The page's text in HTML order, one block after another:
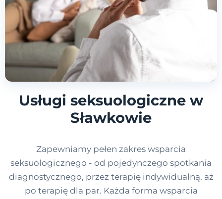
Usługi seksuologiczne w
Sławkowie
Zapewniamy pełen zakres wsparcia
seksuologicznego - od pojedynczego spotkania
diagnostycznego, przez terapię indywidualną, aż
po terapię dla par. Każda forma wsparcia